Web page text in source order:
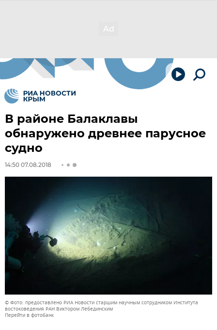
В районе Балаклавы
обнаружено древнее парусное
судно
14:50 07.08.2018
© Фото: предоставлено РИА Новости старшим научным сотрудником Института
востоковедения РАН Виктором Лебединским
Перейти в фотобанк